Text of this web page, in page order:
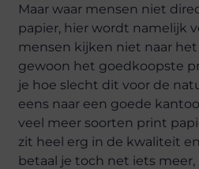
Maar waar mensen niet
papier, hier wordt namelijk
mensen kijken niet naar
gewoon het goedkoopste
je hoe slecht dit voor de
eens naar een goede
veel meer soorten print
zit heel erg in de kwaliteit
betaal je toch net iets